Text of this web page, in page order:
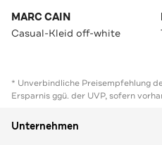
MARC CAIN
Casual-Kleid off-white
* Unverbindliche Preisempfehlung
Ersparnis ggü. der UVP, sofern
Unternehmen